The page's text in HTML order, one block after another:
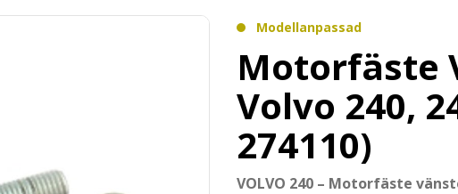
Modellanpassad
Motorfäste
Volvo 240,
274110)
VOLVO 240 – Motorfäste